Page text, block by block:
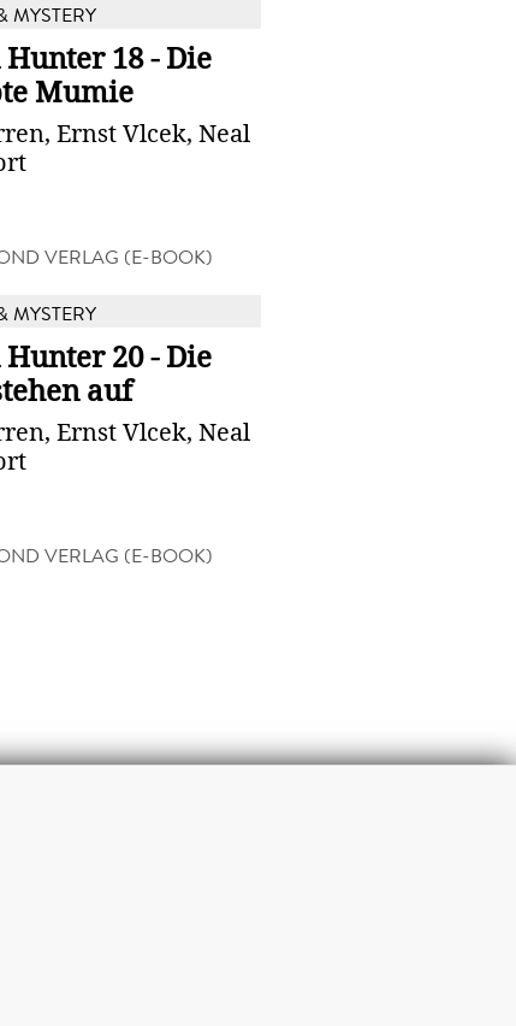
MYSTERY
18 - Die
Mumie
Ernst Vlcek, Neal
VERLAG (E-BOOK)
MYSTERY
20 - Die
auf
Ernst Vlcek, Neal
VERLAG (E-BOOK)